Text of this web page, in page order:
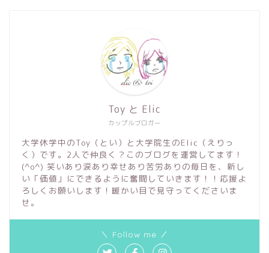
カップルブロガー
Toy と Elic
大学休学中のToy（とい）と大学院生のElic（えりっ
く）です。2人で仲良く？このブログを運営してます！
(^o^) 笑いあり涙あり幸せあり苦労ありの毎日を、新し
い「価値」にできるように奮闘していきます！！応援よ
ろしくお願いします！暖かい目で見守ってくださいま
せ。
＼ Follow me ／